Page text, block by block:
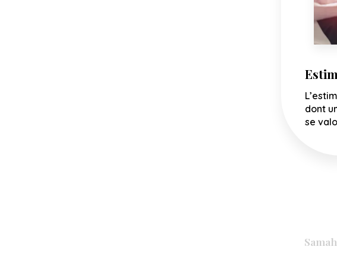
dont
se